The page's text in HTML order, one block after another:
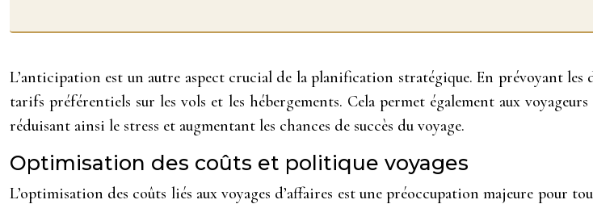
L’anticipation est un autre aspect crucial de la planification stratégique. En prévoyant les
tarifs préférentiels sur les vols et les hébergements. Cela permet également aux
réduisant ainsi le stress et augmentant les chances de succès du voyage.
Optimisation des coûts et politique voyages
L’optimisation des coûts liés aux voyages d’affaires est une préoccupation majeure pour